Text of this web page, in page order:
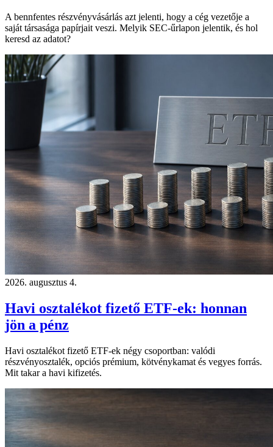
A bennfentes részvényvásárlás azt jelenti, hogy a cég vezetője a
saját társasága papírjait veszi. Melyik SEC-űrlapon jelentik, és hol
keresd az adatot?
2026. augusztus 4.
Havi osztalékot fizető ETF-ek: honnan
jön a pénz
Havi osztalékot fizető ETF-ek négy csoportban: valódi
részvényosztalék, opciós prémium, kötvénykamat és vegyes forrás.
Mit takar a havi kifizetés.